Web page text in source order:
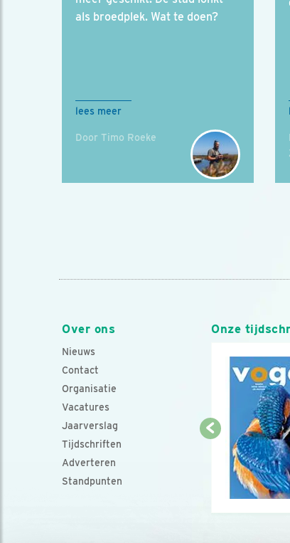
als broedplek. Wat te doen?
lees meer
Door Timo Roeke
Over ons
Nieuws
Contact
Organisatie
Vacatures
Jaarverslag
Tijdschriften
Adverteren
Standpunten
Onze